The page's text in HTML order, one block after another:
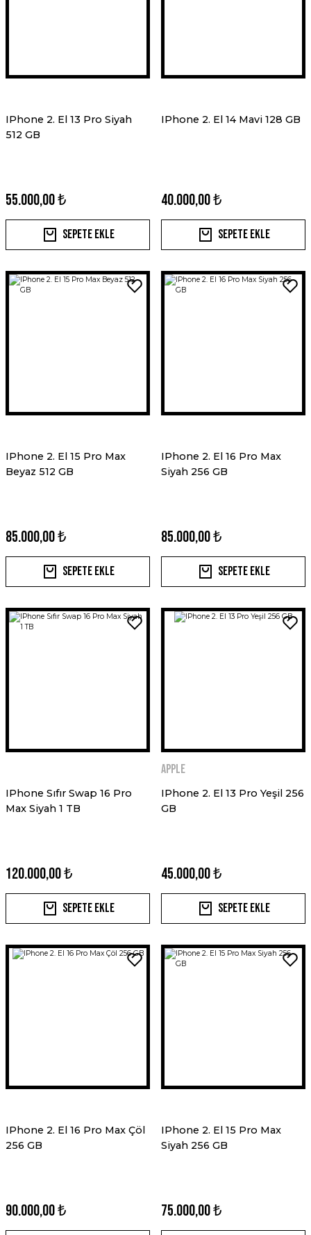
IPhone 2. El 13 Pro Siyah
512 GB
55.000,00 ₺
Sepete Ekle
IPhone 2. El 14 Mavi 128 GB
40.000,00 ₺
Sepete Ekle
IPhone 2. El 15 Pro Max
Beyaz 512 GB
85.000,00 ₺
Sepete Ekle
IPhone 2. El 16 Pro Max
Siyah 256 GB
85.000,00 ₺
Sepete Ekle
IPhone Sıfır Swap 16 Pro
Max Siyah 1 TB
120.000,00 ₺
Sepete Ekle
Apple
IPhone 2. El 13 Pro Yeşil 256
GB
45.000,00 ₺
Sepete Ekle
IPhone 2. El 16 Pro Max Çöl
256 GB
90.000,00 ₺
IPhone 2. El 15 Pro Max
Siyah 256 GB
75.000,00 ₺